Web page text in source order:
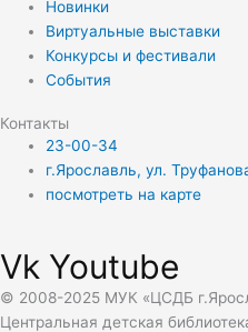
Новинки
Виртуальные выставки
Конкурсы и фестивали
События
Контакты
23-00-34
г.Ярославль, ул.
посмотреть на карте
Vk Youtube
© 2008-2025 МУК «ЦСДБ
Центральная детская